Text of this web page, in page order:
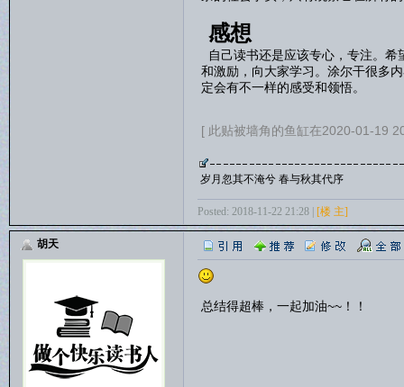
感想
自己读书还是应该专心，专注。希
和激励，向大家学习。涂尔干很多
定会有不一样的感受和领悟。
[ 此贴被墙角的鱼缸在2020-01-19
岁月忽其不淹兮 春与秋其代序
Posted: 2018-11-22 21:28 | [楼 主]
胡天
总结得超棒，一起加油~~！！